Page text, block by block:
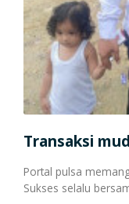
Transaksi
Portal pulsa
Sukses selalu